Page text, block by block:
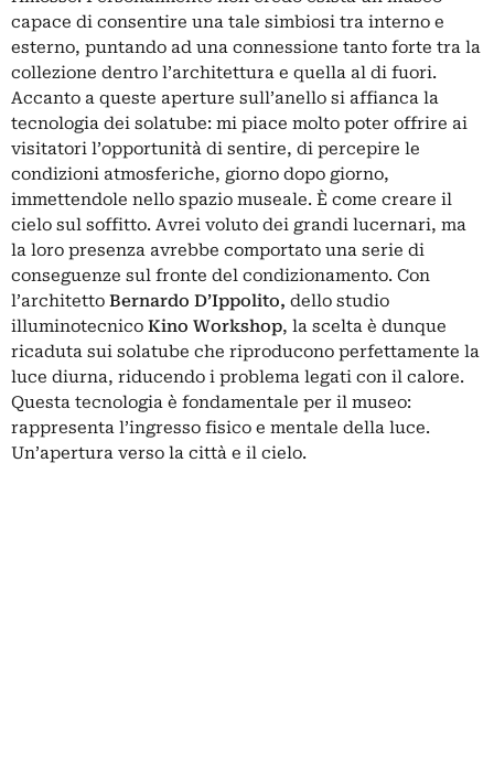
capace di consentire una tale simbiosi tra interno e
esterno, puntando ad una connessione tanto forte tra la
collezione dentro l’architettura e quella al di fuori.
Accanto a queste aperture sull’anello si affianca la
tecnologia dei solatube: mi piace molto poter offrire ai
visitatori l’opportunità di sentire, di percepire le
condizioni atmosferiche, giorno dopo giorno,
immettendole nello spazio museale. È come creare il
cielo sul soffitto. Avrei voluto dei grandi lucernari, ma
la loro presenza avrebbe comportato una serie di
conseguenze sul fronte del condizionamento. Con
l’architetto Bernardo D’Ippolito, dello studio
illuminotecnico Kino Workshop, la scelta è dunque
ricaduta sui solatube che riproducono perfettamente la
luce diurna, riducendo i problema legati con il calore.
Questa tecnologia è fondamentale per il museo:
rappresenta l’ingresso fisico e mentale della luce.
Un’apertura verso la città e il cielo.